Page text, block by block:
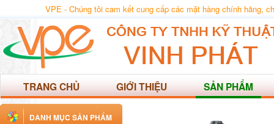
VPE - Chúng tôi cam kết cung cấp các mặt hàng chính hãng,
TRANG CHỦ GIỚI THIỆU SẢN PHẨM
DANH MỤC SẢN PHẨM